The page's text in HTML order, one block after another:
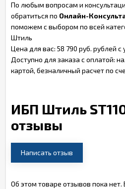
По любым вопросам и
обратиться по Онлайн-
поможем с выбором по всей
Штиль
Цена для вас: 58 790 руб. рублей
Доступно для заказа с оплатой:
картой, безналичный расчет по
ИБП Штиль
отзывы
Написать отзыв
Об этом товаре отзывов пока нет.